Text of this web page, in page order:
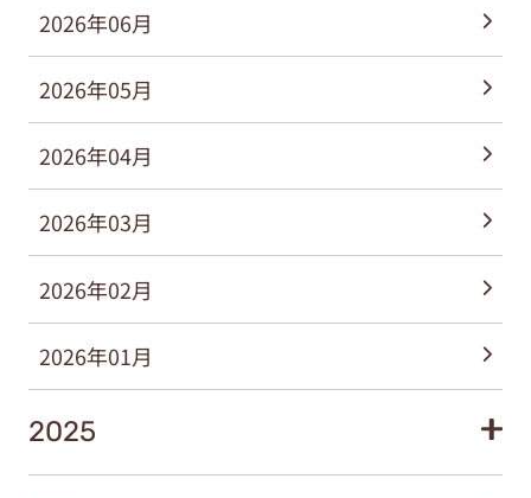
2026年06月
2026年05月
2026年04月
2026年03月
2026年02月
2026年01月
2025